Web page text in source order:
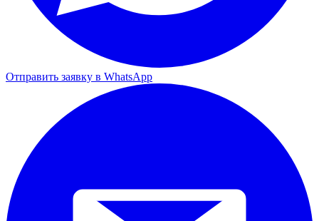
Отправить заявку в WhatsApp